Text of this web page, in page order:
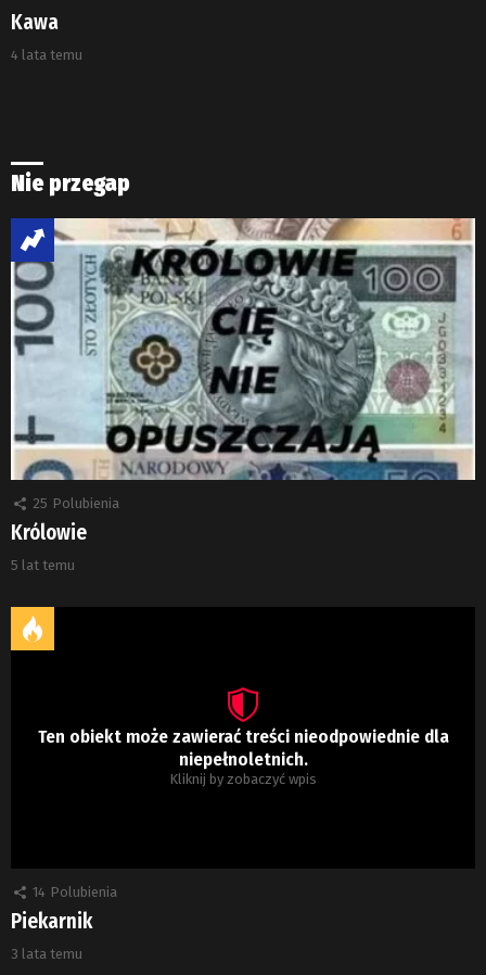
Kawa
4 lata temu
Nie przegap
25 Polubienia
Królowie
5 lat temu
Ten obiekt może zawierać treści nieodpowiednie dla
niepełnoletnich.
Kliknij by zobaczyć wpis
14 Polubienia
Piekarnik
3 lata temu